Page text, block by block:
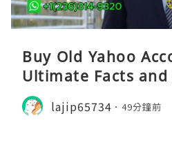
Buy Old Yahoo
Ultimate Facts and
lajip65734 49分鐘前